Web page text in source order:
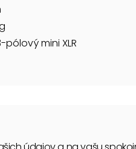
pólový mini XLR